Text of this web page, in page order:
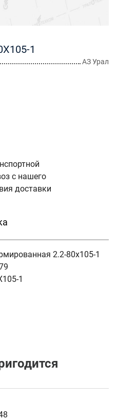
1
АЗ Урал
с нашего
доставки
2.2-80х105-1
1